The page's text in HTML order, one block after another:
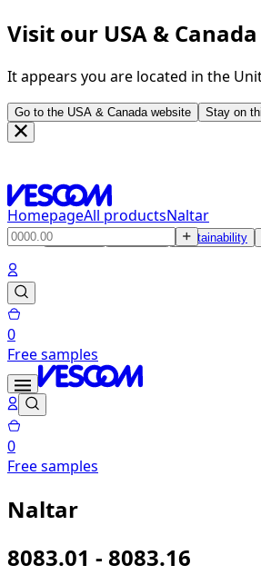
Visit our USA &
It appears you are located in the
Go to the USA & Canada website Stay on
HomepageAll productsNaltar
Products Sustainability
0
Free samples
0
Free samples
Naltar
8083.01 - 8083.16